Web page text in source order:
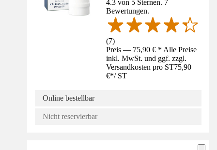
4.3 von 5 Sternen. 7
Bewertungen.
(7)
Preis — 75,90 € * Alle Preise
inkl. MwSt. und ggf. zzgl.
Versandkosten pro ST75,90
€*/ ST
Online bestellbar
Nicht reservierbar